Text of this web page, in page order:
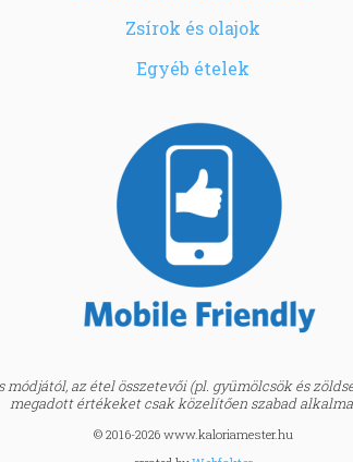
Zsírok és olajok
Egyéb ételek
az étel összetevői (pl. gyümölcsök és
megadott értékeket csak közelítően szabad
© 2016-2026 www.kaloriamester.hu